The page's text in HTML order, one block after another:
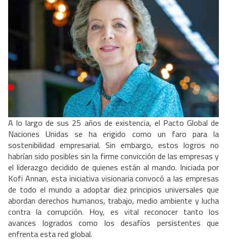
A lo largo de sus 25 años de existencia, el Pacto Global de
Naciones Unidas se ha erigido como un faro para la
sostenibilidad empresarial. Sin embargo, estos logros no
habrían sido posibles sin la firme convicción de las empresas y
el liderazgo decidido de quienes están al mando. Iniciada por
Kofi Annan, esta iniciativa visionaria convocó a las empresas
de todo el mundo a adoptar diez principios universales que
abordan derechos humanos, trabajo, medio ambiente y lucha
contra la corrupción. Hoy, es vital reconocer tanto los
avances logrados como los desafíos persistentes que
enfrenta esta red global.